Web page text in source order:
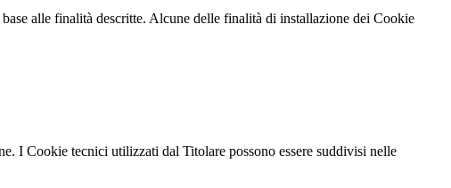
alle finalità descritte. Alcune delle finalità di installazione dei Cookie
I Cookie tecnici utilizzati dal Titolare possono essere suddivisi nelle